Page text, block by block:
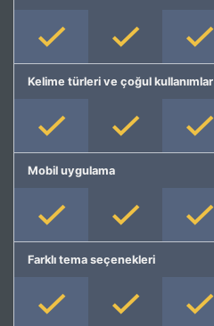
Kelime türleri ve çoğul kullanımlar
Mobil uygulama
Farklı tema seçenekleri